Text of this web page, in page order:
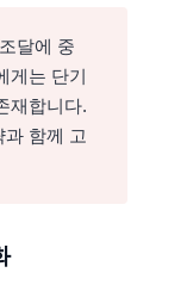
달에 중
게는 단기
재합니다.
함께 고